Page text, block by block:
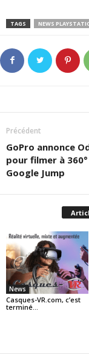
TAGS NEWS
Précédent
GoPro annonce
pour filmer à
Google Jump
News
Casques-VR.com, c’est
terminé…